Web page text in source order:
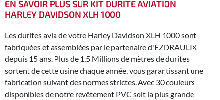
EN SAVOIR PLUS SUR KIT DURITE AVIATION
HARLEY DAVIDSON XLH 1000
Les durites avia de votre Harley Davidson XLH 1000 sont
fabriquées et assemblées par le partenaire d'EZDRAULIX
depuis 15 ans. Plus de 1,5 Millions de mètres de durites
sortent de cette usine chaque année, vous garantissant une
fabrication suivant des normes strictes. Avec 30 couleurs
disponibles de notre revêtement PVC soit la plus grande